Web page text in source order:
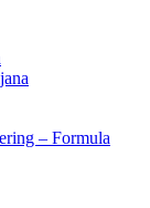
– Formula